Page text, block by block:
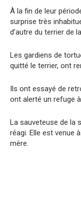
À la fin de leur
surprise très
d’autre du terrier de
Les gardiens de
quitté le terrier, ont
Ils ont essayé de
ont alerté un refuge
La sauveteuse de la
réagi. Elle est venue
mère.